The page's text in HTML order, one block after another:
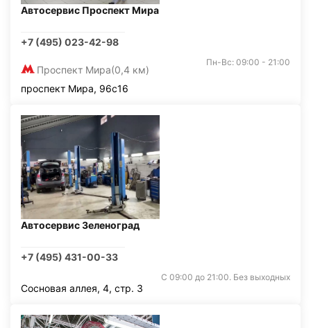
Автосервис Проспект Мира
+7 (495) 023-42-98
Проспект Мира(0,4 км)
Пн-Вс: 09:00 - 21:00
проспект Мира, 96с16
Автосервис Зеленоград
+7 (495) 431-00-33
С 09:00 до 21:00. Без выходных
Сосновая аллея, 4, стр. 3